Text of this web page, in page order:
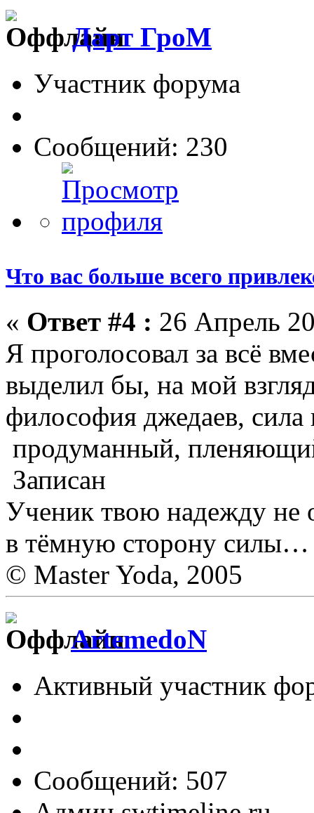
Дарт ГроМ
Участник форума
Сообщений: 230
Что вас больше всего
« Ответ #4 : 26 Апрель
Я проголосовал за всё
выделил бы, на мой
философия джедаев, сила
продуманный,
Записан
Ученик твою надежду не
в тёмную сторону силы…
© Master Yoda, 2005
ArtemedoN
Активный участник
Сообщений: 507